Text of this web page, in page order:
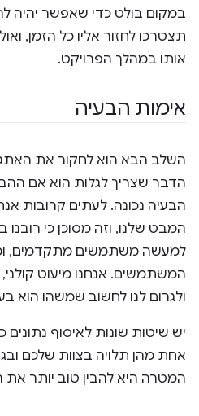
במקום בולט כדי שאפשר יהיה
תצטרכו לחזור אליו כל הזמן,
אותו במהלך הפרויקט.
אימות הבעיה
השלב הבא הוא לחקור את
הדבר שצריך לגלות הוא אם
הבעיה נכונה. לעתים קרובות
המבט שלנו, וזה מסוכן כי רובנו
למעשה משתמשים מתקדמים,
המשתמשים. אנחנו מיעוט
ולגרום לנו לחשוב שמשהו הוא
יש שיטות שונות לאיסוף
אחת מהן תלויה בצוות שלכם
המטרה היא להבין טוב יותר את